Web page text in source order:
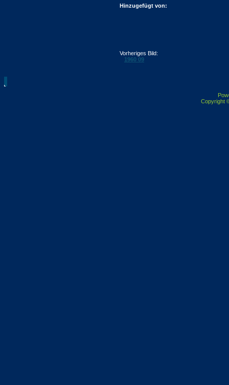
Hinzugefügt von:
Vorheriges Bild:
1960 09
Copyright